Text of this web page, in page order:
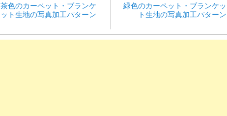
茶色のカーペット・ブランケ
ット生地の写真加工パターン
緑色のカーペット・ブランケッ
ト生地の写真加工パターン